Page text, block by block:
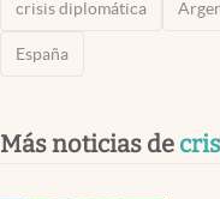
crisis diplomática
España
Más noticias de